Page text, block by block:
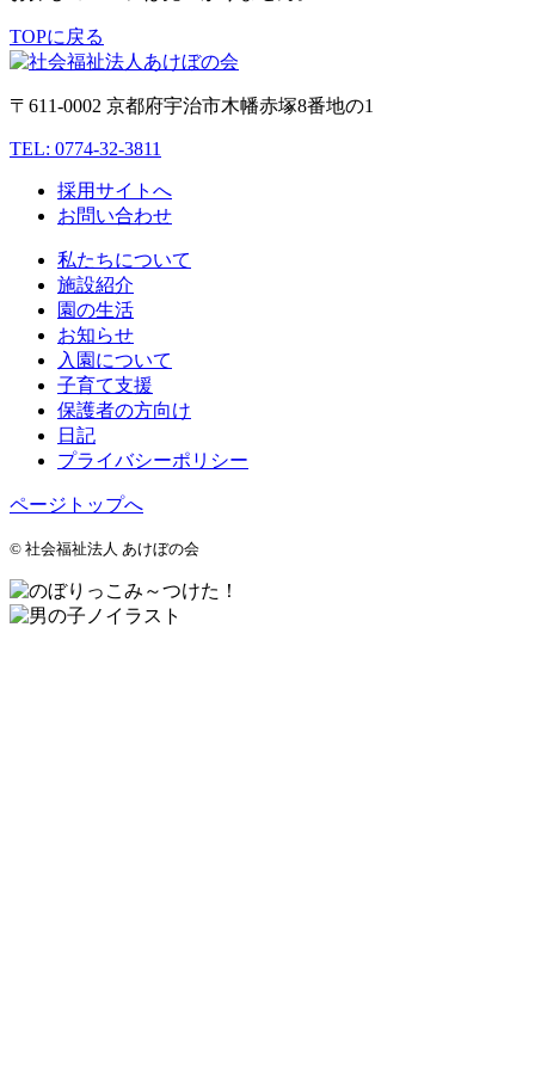
TOPに戻る
〒611-0002 京都府宇治市木幡赤塚8番地の1
TEL: 0774-32-3811
採用サイトへ
お問い合わせ
私たちについて
施設紹介
園の生活
お知らせ
入園について
子育て支援
保護者の方向け
日記
プライバシーポリシー
ページトップへ
© 社会福祉法人 あけぼの会